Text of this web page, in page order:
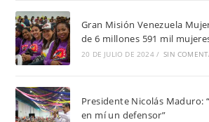
Gran Misión Venezuela
de 6 millones 591 mil
20 DE JULIO DE 2024 / SIN
Presidente Nicolás Maduro:
en mí un defensor”